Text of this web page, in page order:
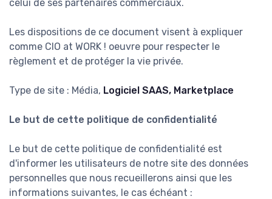
celui de ses partenaires commerciaux.
Les dispositions de ce document visent à expliquer
comme CIO at WORK ! oeuvre pour respecter le
règlement et de protéger la vie privée.
Type de site : Média, Logiciel SAAS, Marketplace
Le but de cette politique de confidentialité
Le but de cette politique de confidentialité est
d'informer les utilisateurs de notre site des données
personnelles que nous recueillerons ainsi que les
informations suivantes, le cas échéant :